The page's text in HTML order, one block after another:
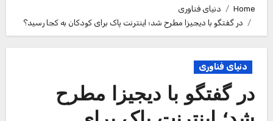
Home
دنیای فناوری
در گفتگو با دیجیزا مطرح شد؛ اینترنت پاک برای کودکان به کجا رسید؟
دنیای فناوری
در گفتگو با دیجیزا مطرح